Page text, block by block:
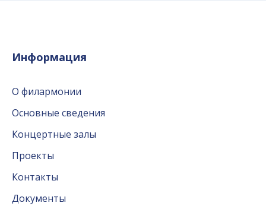
Информация
О филармонии
Основные сведения
Концертные залы
Проекты
Контакты
Документы